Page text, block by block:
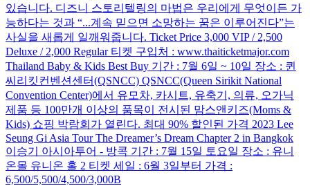
있습니다. 디즈니 스토리텔링의 마법은 우리에게 무엇이든 가
능하다는 것과 “...계속 믿으면 소망하는 꿈은 이루어진다”는
사실을 새롭게 일깨워줍니다. Ticket Price 3,000 VIP / 2,500
Deluxe / 2,000 Regular 티켓 구입처 : www.thaiticketmajor.com
Thailand Baby & Kids Best Buy 기간 : 7월 6일 ~ 10일 장소 : 퀸
씨리킷컨벤션센터(QSNCC) QSNCC(Queen Sirikit National
Convention Center)에서 유모차, 카시트, 유축기, 의류, 오가닉
제품 등 100만개 이상의 품목이 전시된 맘스앤키즈(Moms &
Kids) 쇼핑 박람회가 열린다. 최대 90% 할인된 가격 2023 Lee
Seung Gi Asia Tour The Dreamer’s Dream Chapter 2 in Bangkok
이승기 아시아투어 - 방콕 기간 : 7월 15일 토요일 장소 : 유니
온몰 유니온 홀 2 티켓 세일 : 6월 3일부터 가격 :
6,500/5,500/4,500/3,000B